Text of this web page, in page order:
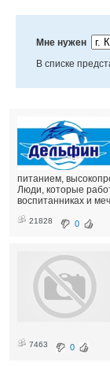
Мне нужен
В списке
питанием,
Люди, которые
воспитанниках и
21828 0
7463 0